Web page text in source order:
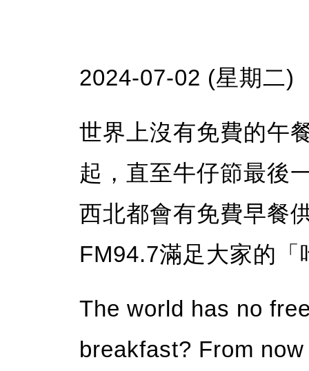
2024-07-02 (星期二)
世界上沒有免費的午
起，直至牛仔節最後
西北都會有免費早餐
FM94.7滿足大家的「
The world has no
breakfast? From